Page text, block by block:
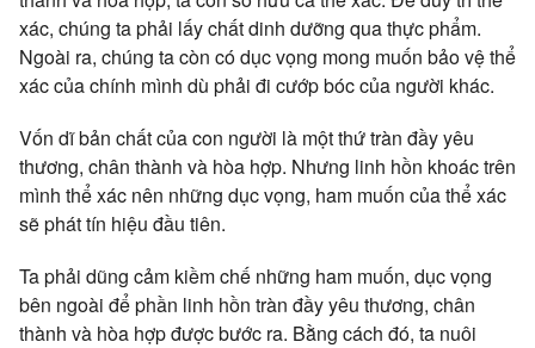
xác, chúng ta phải lấy chất dinh dưỡng qua thực phẩm.
Ngoài ra, chúng ta còn có dục vọng mong muốn bảo vệ thể
xác của chính mình dù phải đi cướp bóc của người khác.
Vốn dĩ bản chất của con người là một thứ tràn đầy yêu
thương, chân thành và hòa hợp. Nhưng linh hồn khoác trên
mình thể xác nên những dục vọng, ham muốn của thể xác
sẽ phát tín hiệu đầu tiên.
Ta phải dũng cảm kiềm chế những ham muốn, dục vọng
bên ngoài để phần linh hồn tràn đầy yêu thương, chân
thành và hòa hợp được bước ra. Bằng cách đó, ta nuôi